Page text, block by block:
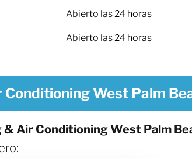
Abierto las 24 horas
Abierto las 24 horas
West Palm
& Air Conditioning West Palm